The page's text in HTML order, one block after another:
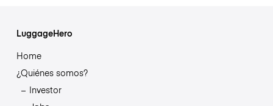
LuggageHero
Home
¿Quiénes somos?
Investor